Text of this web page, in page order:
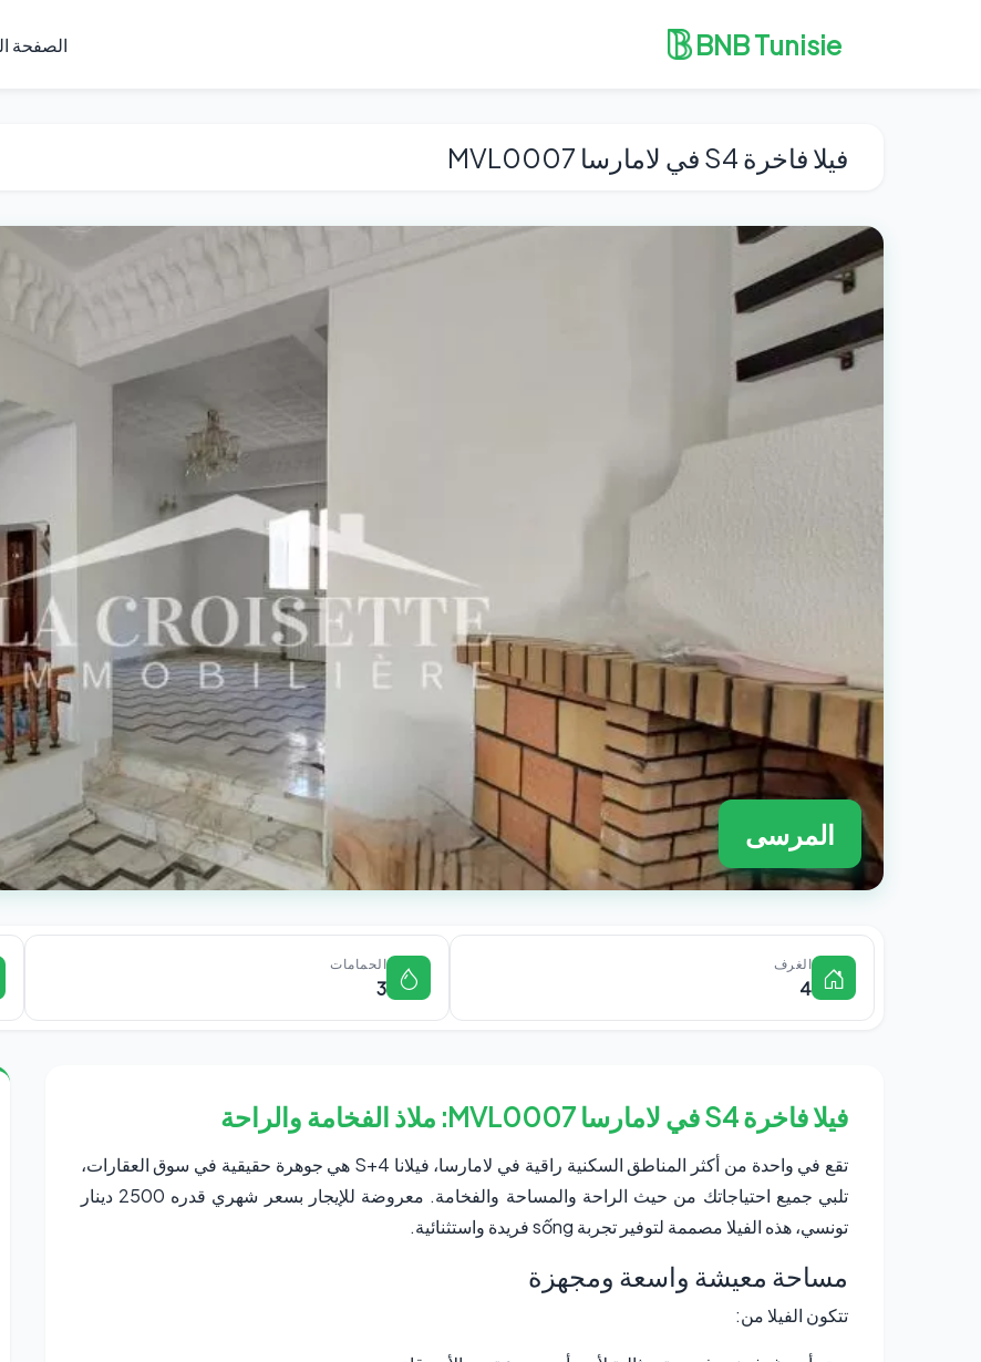
BNB Tunisie الصفحة
فيلا فاخرة S4 في لامارسا MVL0007
المرسى
الغرف
4
الحمامات
3
فيلا فاخرة S4 في لامارسا MVL0007: ملاذ الفخامة والراحة
تقع في واحدة من أكثر المناطق السكنية راقية في لامارسا، فيلانا S+4 هي جوهرة حقيقية في سوق العقارات،
تلبي جميع احتياجاتك من حيث الراحة والمساحة والفخامة. معروضة للإيجار بسعر شهري قدره 2500 دينار
تونسي، هذه الفيلا مصممة لتوفير تجربة sống فريدة واستثنائية.
مساحة معيشة واسعة ومجهزة
تتكون الفيلا من: